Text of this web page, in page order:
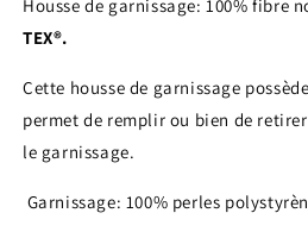
Housse de garnissage: 100% fibre
TEX®.
Cette housse de garnissage
permet de remplir ou bien de
le garnissage.
Garnissage: 100% perles